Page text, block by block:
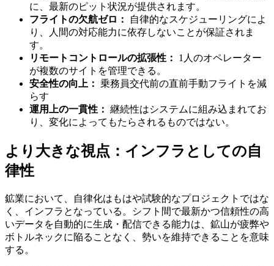
に、最新のピット状況が提供されます。
フライトの欠航ゼロ：
自律的なスケジューリングによ
り、人間の対応能力に依存しないことが保証されま
す。
リモートコントロールの拡張性：
1人のオペレーター
が複数のサイトを管理できる。
安全性の向上： 乗務員交代前の直前手動フライトを減
らす
運用上の一貫性： 継続性はシステムに組み込まれてお
り、変化によってもたらされるものではない。
より大きな視点：インフラとしての自
律性
鉱業において、自律化はもはや試験的なプロジェクトではな
く、インフラとなっている。シフト間で最新かつ信頼性の高
いデータを自動的に生成・配信できる能力は、鉱山が疲弊や
ボトルネックに陥ることなく、勢いを維持できることを意味
する。